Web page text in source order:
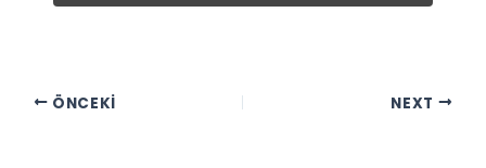
ÖNCEKI NEXT